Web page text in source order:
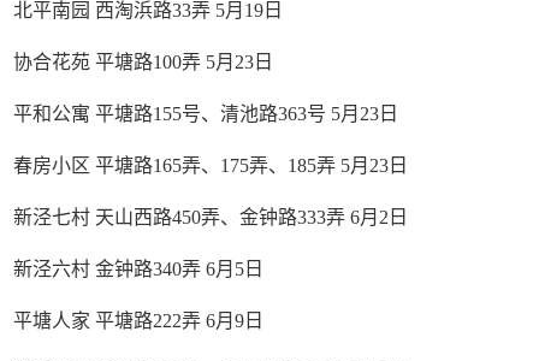
北平南园 西淘浜路33弄 5月19日
协合花苑 平塘路100弄 5月23日
平和公寓 平塘路155号、清池路363号 5月23日
春房小区 平塘路165弄、175弄、185弄 5月23日
新泾七村 天山西路450弄、金钟路333弄 6月2日
新泾六村 金钟路340弄 6月5日
平塘人家 平塘路222弄 6月9日